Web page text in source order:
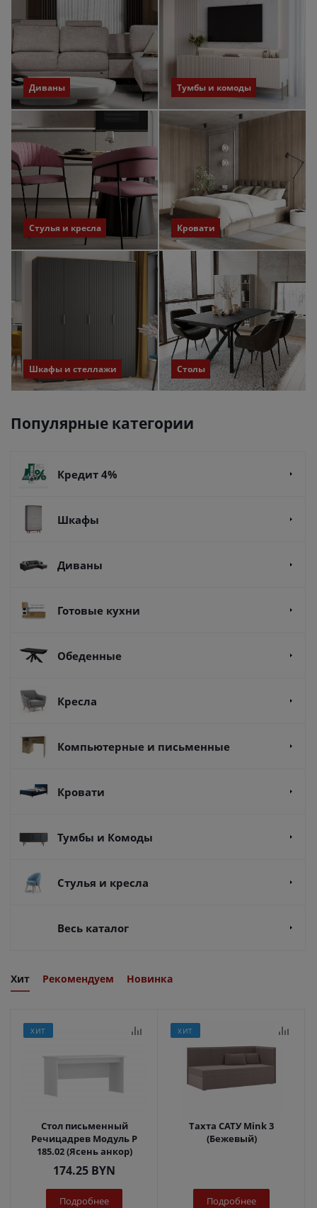
Диваны Тумбы и комоды
Стулья и кресла Кровати
Шкафы и стеллажи Столы
Популярные категории
Кредит 4%
Шкафы
Диваны
Готовые кухни
Обеденные
Кресла
Компьютерные и письменные
Кровати
Тумбы и Комоды
Стулья и кресла
Весь каталог
Хит Рекомендуем Новинка
ХИТ
Стол письменный
Речицадрев Модуль Р
185.02 (Ясень анкор)
174.25 BYN
Подробнее
ХИТ
Тахта САТУ Mink 3
(Бежевый)
Подробнее